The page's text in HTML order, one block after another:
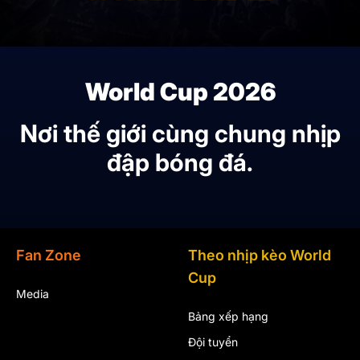
World Cup 2026
Nơi thế giới cùng chung nhịp
đập bóng đá.
Fan Zone
Media
Theo nhịp kèo World
Cup
Bảng xếp hạng
Đội tuyển